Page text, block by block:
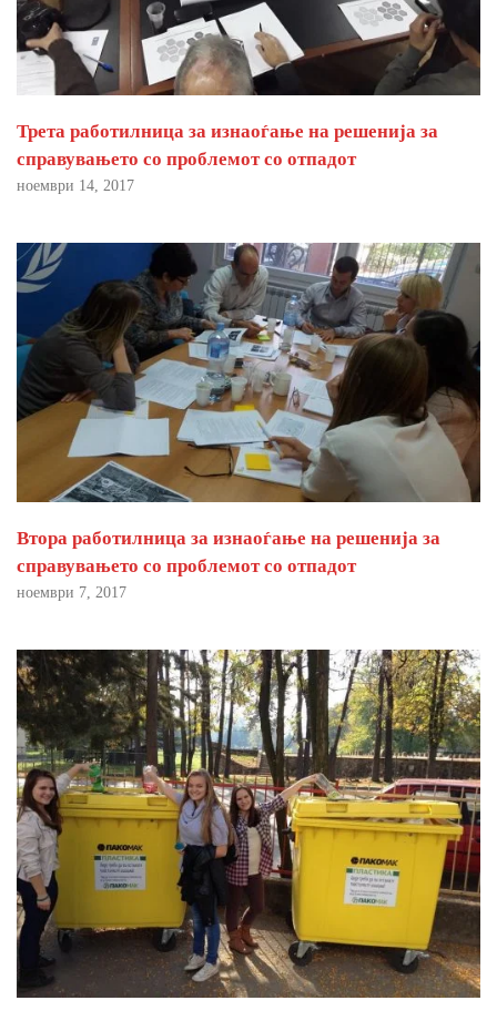
Трета работилница за изнаоѓање на решенија за
справувањето со проблемот со отпадот
ноември 14, 2017
Втора работилница за изнаоѓање на решенија за
справувањето со проблемот со отпадот
ноември 7, 2017